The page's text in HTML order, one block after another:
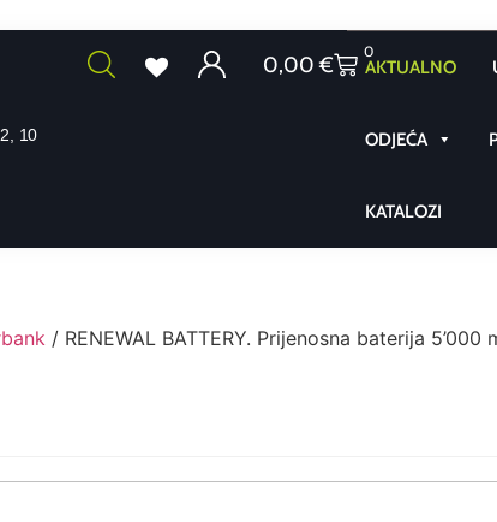
10
0,00€
0
AKTUALNO
ODJEĆA
KATALOZI
/ RENEWAL BATTERY. Prijenosna baterija